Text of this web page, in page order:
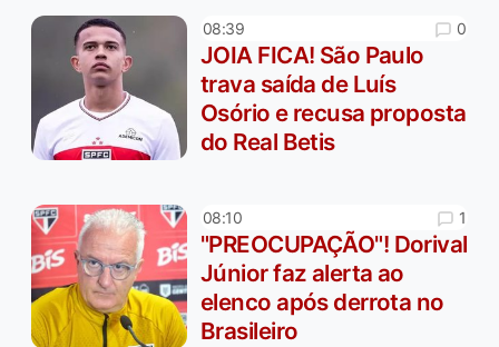
08:39 0
JOIA FICA! São Paulo
trava saída de Luís
Osório e recusa proposta
do Real Betis
08:10 1
"PREOCUPAÇÃO"! Dorival
Júnior faz alerta ao
elenco após derrota no
Brasileiro